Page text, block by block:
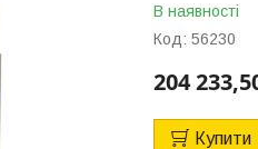
В наявності
Код: 56230
204
Купити